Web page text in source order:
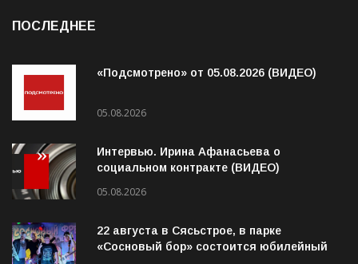
ПОСЛЕДНЕЕ
«Подсмотрено» от 05.08.2026 (ВИДЕО)
05.08.2026
Интервью. Ирина Афанасьева о
социальном контракте (ВИДЕО)
05.08.2026
22 августа в Сясьстрое, в парке
«Сосновый бор» состоится юбилейный